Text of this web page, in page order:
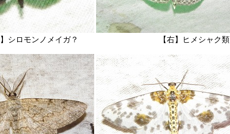
シロモンノメイガ？ 【右】ヒメシャク類